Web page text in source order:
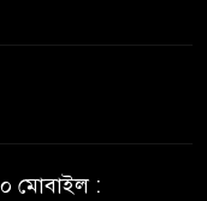
মোবাইল :